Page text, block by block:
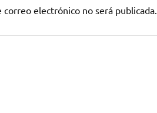
correo electrónico no será publicada.